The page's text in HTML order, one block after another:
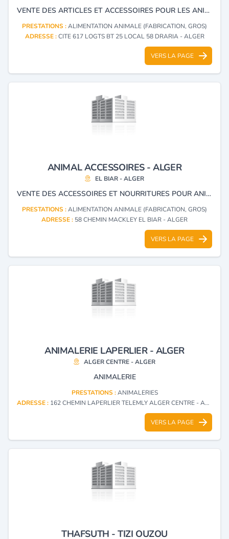
VENTE DES ARTICLES ET ACCESSOIRES POUR LES ANIMAUX
PRESTATIONS :ALIMENTATION ANIMALE (FABRICATION, GROS)
ADRESSE :CITE 617 LOGTS BT 25 LOCAL 58 DRARIA - ALGER
VERS LA PAGE
ANIMAL ACCESSOIRES - ALGER
EL BIAR - ALGER
VENTE DES ACCESSOIRES ET NOURRITURES POUR ANIMAUX
PRESTATIONS :ALIMENTATION ANIMALE (FABRICATION, GROS)
ADRESSE : 58 CHEMIN MACKLEY EL BIAR - ALGER
VERS LA PAGE
ANIMALERIE LAPERLIER - ALGER
ALGER CENTRE - ALGER
ANIMALERIE
PRESTATIONS :ANIMALERIES
ADRESSE : 162 CHEMIN LAPERLIER TELEMLY ALGER CENTRE - ALGER
VERS LA PAGE
THAFSUTH - TIZI OUZOU